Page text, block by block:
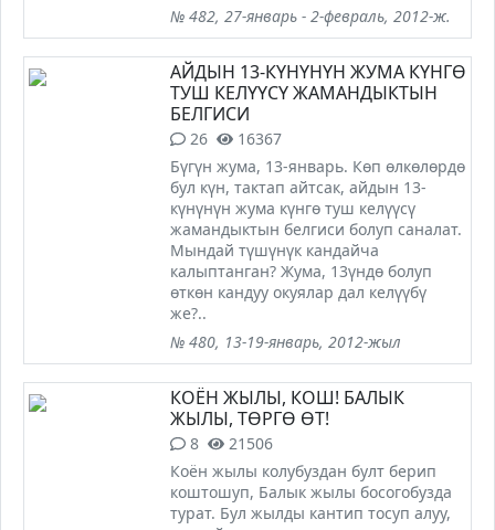
№ 482, 27-январь - 2-февраль, 2012-ж.
АЙДЫН 13-КҮНҮНҮН ЖУМА КҮНГӨ
ТУШ КЕЛҮҮСҮ ЖАМАНДЫКТЫН
БЕЛГИСИ
26
16367
Бүгүн жума, 13-январь. Көп өлкөлөрдө
бул күн, тактап айтсак, айдын 13-
күнүнүн жума күнгө туш келүүсү
жамандыктын белгиси болуп саналат.
Мындай түшүнүк кандайча
калыптанган? Жума, 13үндө болуп
өткөн кандуу окуялар дал келүүбү
же?..
№ 480, 13-19-январь, 2012-жыл
КОЁН ЖЫЛЫ, КОШ! БАЛЫК
ЖЫЛЫ, ТӨРГӨ ӨТ!
8
21506
Коён жылы колубуздан булт берип
коштошуп, Балык жылы босогобузда
турат. Бул жылды кантип тосуп алуу,